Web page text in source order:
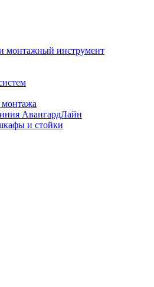
монтажный инструмент
монтажа
АвангардЛайн
и стойки